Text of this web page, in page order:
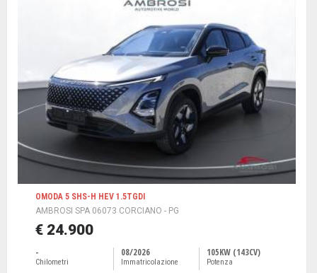
OMODA 5 SHS-H HEV 1.5TGDI
AMBROSI SPA 06073 CORCIANO - PG
€ 24.900
-
Chilometri
08/2026
Immatricolazione
105KW (143CV)
Potenza